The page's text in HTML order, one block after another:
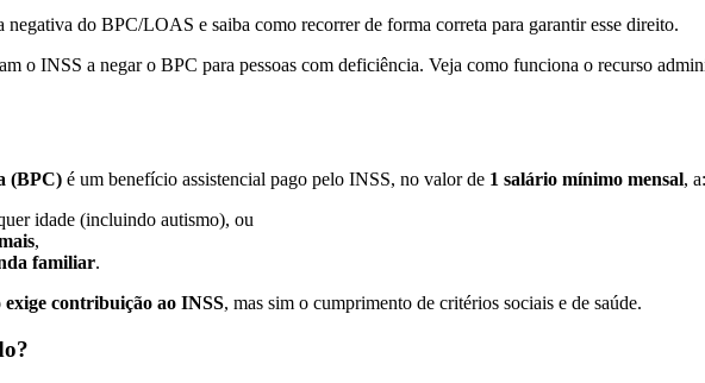
negativa do BPC/LOAS e saiba como recorrer de forma correta para garantir esse direito.
o INSS a negar o BPC para pessoas com deficiência. Veja como funciona o recurso
(BPC) é um benefício assistencial pago pelo INSS, no valor de 1 salário mínimo mensal, a:
idade (incluindo autismo), ou
,
familiar.
exige contribuição ao INSS, mas sim o cumprimento de critérios sociais e de saúde.